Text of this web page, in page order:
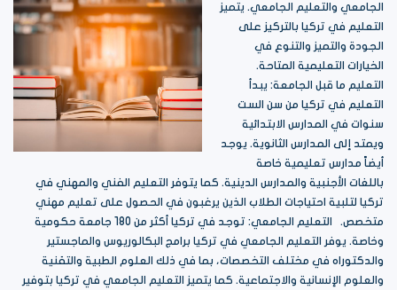
الجامعي والتعليم الجامعي. يتميز
التعليم في تركيا بالتركيز على
الجودة والتميز والتنوع في
الخيارات التعليمية المتاحة.
التعليم ما قبل الجامعة: يبدأ
التعليم في تركيا من سن الست
سنوات في المدارس الابتدائية
ويمتد إلى المدارس الثانوية. يوجد
أيضاً مدارس تعليمية خاصة
باللغات الأجنبية والمدارس الدينية. كما يتوفر التعليم الفني والمهني في
تركيا لتلبية احتياجات الطلاب الذين يرغبون في الحصول على تعليم مهني
متخصص. التعليم الجامعي: توجد في تركيا أكثر من 180 جامعة حكومية
وخاصة. يوفر التعليم الجامعي في تركيا برامج البكالوريوس والماجستير
والدكتوراه في مختلف التخصصات، بما في ذلك العلوم الطبية والتقنية
والعلوم الإنسانية والاجتماعية. كما يتميز التعليم الجامعي في تركيا بتوفير